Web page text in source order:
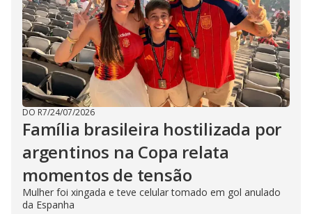
DO R7/24/07/2026
Família brasileira hostilizada por
argentinos na Copa relata
momentos de tensão
Mulher foi xingada e teve celular tomado em gol anulado
da Espanha